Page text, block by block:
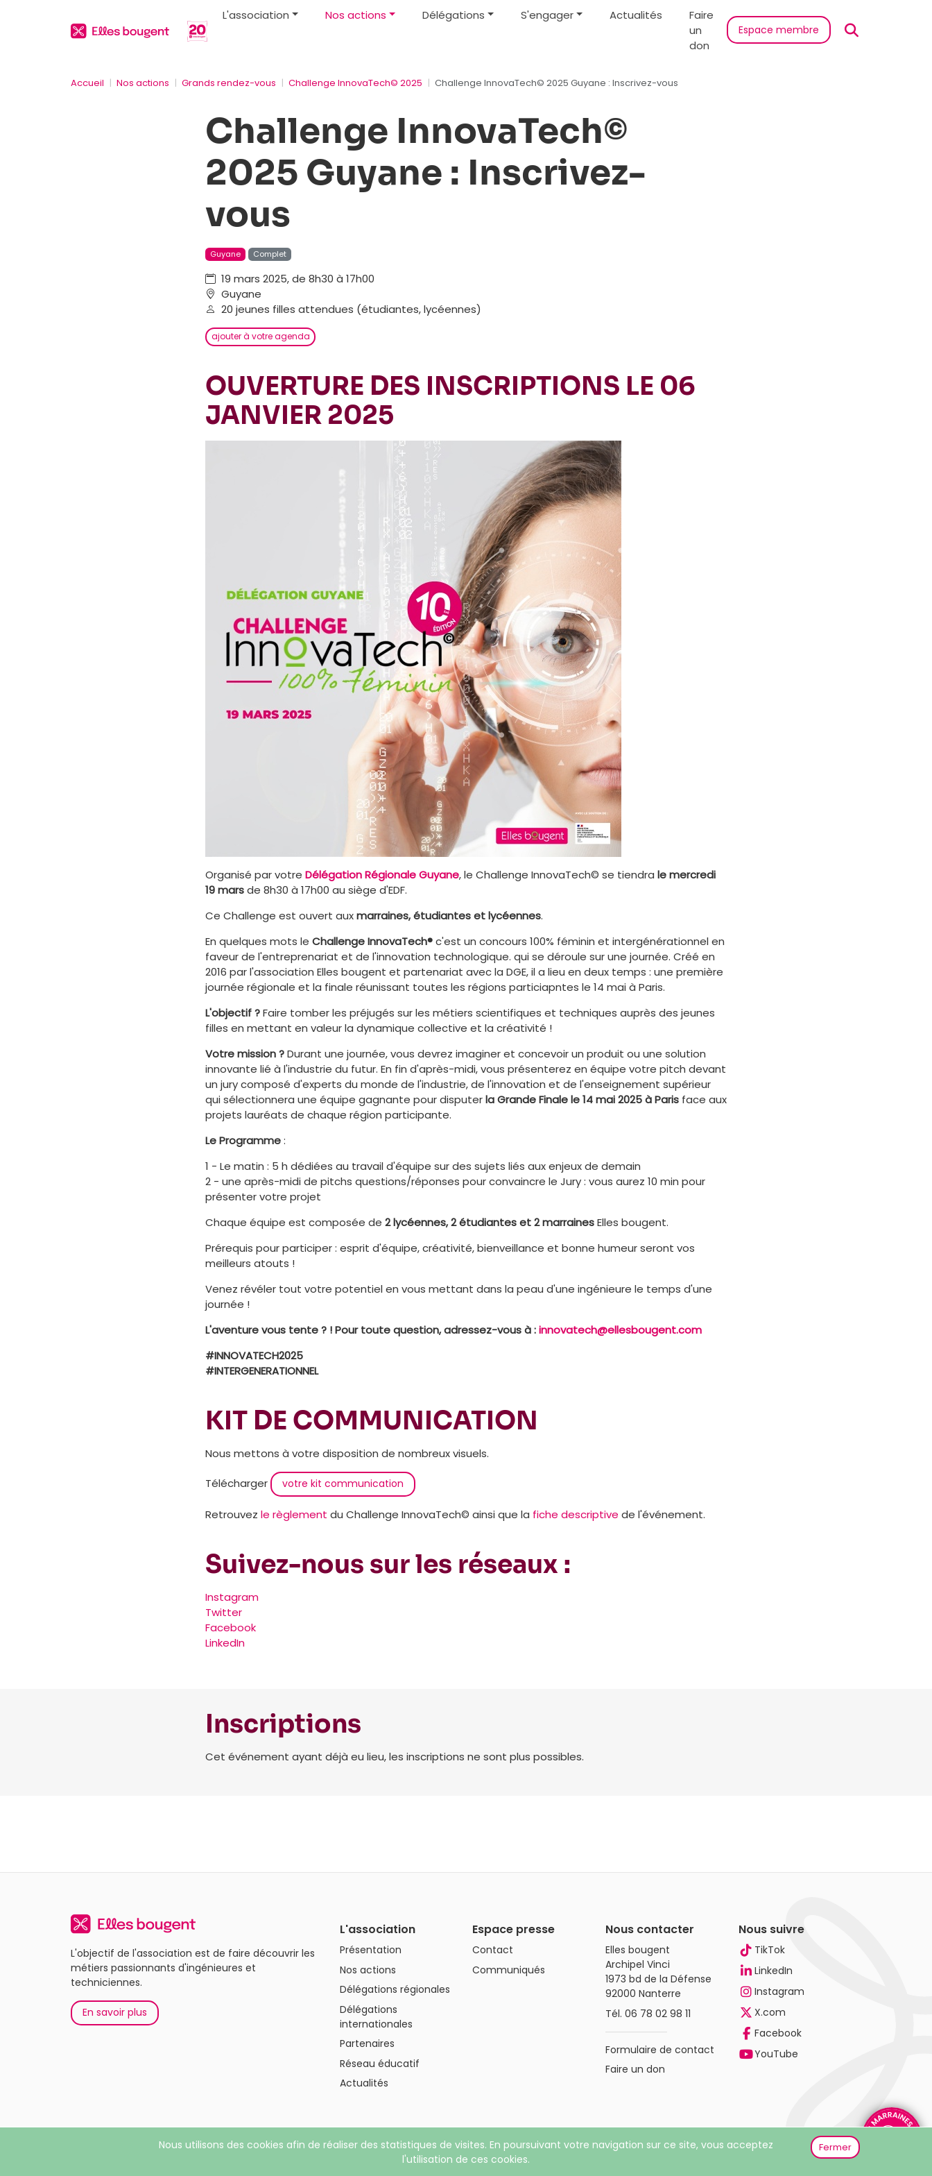
L'association Nos actions Délégations S'engager Actualités
Faire
un
don
Espace membre
Accueil Nos actions Grands rendez-vous Challenge InnovaTech© 2025 Challenge InnovaTech© 2025 Guyane : Inscrivez-vous
Challenge InnovaTech©
2025 Guyane : Inscrivez-
vous
Guyane Complet
19 mars 2025, de 8h30 à 17h00
Guyane
20 jeunes filles attendues (étudiantes, lycéennes)
ajouter à votre agenda
OUVERTURE DES INSCRIPTIONS LE 06
JANVIER 2025
Organisé par votre Délégation Régionale Guyane, le Challenge InnovaTech© se tiendra le mercredi
19 marsde 8h30 à 17h00 au siège d'EDF.
Ce Challenge est ouvert auxmarraines, étudiantes et lycéennes.
En quelques mots le Challenge InnovaTech®c'est un concours 100% féminin et intergénérationnel en
faveur de l'entreprenariat et de l'innovation technologique. qui se déroule sur une journée. Créé en
2016 par l'association Elles bougent et partenariat avec la DGE, il a lieu en deux temps : une première
journée régionale et la finale réunissant toutes les régions particiapntes le 14 mai à Paris.
L'objectif ?Faire tomber les préjugés sur les métiers scientifiques et techniques auprès des jeunes
filles en mettant en valeur la dynamique collective et la créativité !
Votre mission ?Durant une journée, vous devrez imaginer et concevoir un produit ou une solution
innovante lié à l'industrie du futur. En fin d'après-midi, vous présenterez en équipe votre pitch devant
un jury composé d'experts du monde de l'industrie, de l'innovation et de l'enseignement supérieur
qui sélectionnera une équipe gagnante pour disputerla Grande Finale le 14 mai 2025 à Parisface aux
projets lauréats de chaque région participante.
Le Programme:
1 - Le matin : 5 h dédiées au travail d'équipe sur des sujets liés aux enjeux de demain
2 - une après-midi de pitchs questions/réponses pour convaincre le Jury : vous aurez 10 min pour
présenter votre projet
Chaque équipe est composée de 2 lycéennes, 2 étudiantes et 2 marrainesElles bougent.
Prérequis pour participer : esprit d'équipe, créativité, bienveillance et bonne humeur seront vos
meilleurs atouts !
Venez révéler tout votre potentiel en vous mettant dans la peau d'une ingénieure le temps d'une
journée !
L'aventure vous tente ? ! Pour toute question, adressez-vous à :innovatech@ellesbougent.com
#INNOVATECH2025
#INTERGENERATIONNEL
KIT DE COMMUNICATION
Nous mettons à votre disposition de nombreux visuels.
Télécharger votre kit communication
Retrouvez le règlement du Challenge InnovaTech© ainsi que la fiche descriptive de l'événement.
Suivez-nous sur les réseaux :
Instagram
Twitter
Facebook
LinkedIn
Inscriptions
Cet événement ayant déjà eu lieu, les inscriptions ne sont plus possibles.
L'objectif de l'association est de faire découvrir les
métiers passionnants d'ingénieures et
techniciennes.
En savoir plus
L'association
Présentation
Nos actions
Délégations régionales
Délégations
internationales
Partenaires
Réseau éducatif
Actualités
Espace presse
Contact
Communiqués
Nous contacter
Elles bougent
Archipel Vinci
1973 bd de la Défense
92000 Nanterre
Tél.06 78 02 98 11
Formulaire de contact
Faire un don
Nous suivre
TikTok
LinkedIn
Instagram
X.com
Facebook
YouTube
© 2026 Elles bougent. Tous droits réservés | Mentions légales|Politique de confidentialité
Nous utilisons des cookies afin de réaliser des statistiques de visites. En poursuivant votre navigation sur ce site, vous acceptez
l'utilisation de ces cookies.
Fermer